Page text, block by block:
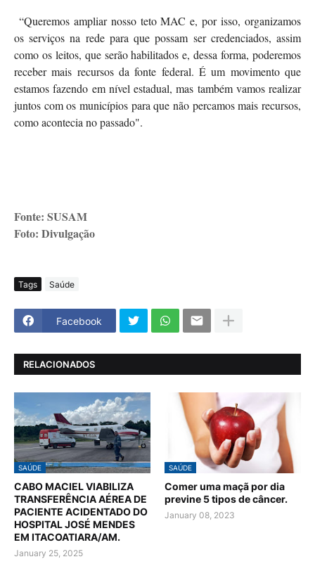
“Queremos ampliar nosso teto MAC e, por isso, organizamos
os serviços na rede para que possam ser credenciados, assim
como os leitos, que serão habilitados e, dessa forma, poderemos
receber mais recursos da fonte federal. É um movimento que
estamos fazendo em nível estadual, mas também vamos realizar
juntos com os municípios para que não percamos mais recursos,
como acontecia no passado".
Fonte: SUSAM
Foto: Divulgação
Tags Saúde
Facebook
RELACIONADOS
SAÚDE
CABO MACIEL VIABILIZA
TRANSFERÊNCIA AÉREA DE
PACIENTE ACIDENTADO DO
HOSPITAL JOSÉ MENDES
EM ITACOATIARA/AM.
January 25, 2025
SAÚDE
Comer uma maçã por dia
previne 5 tipos de câncer.
January 08, 2023